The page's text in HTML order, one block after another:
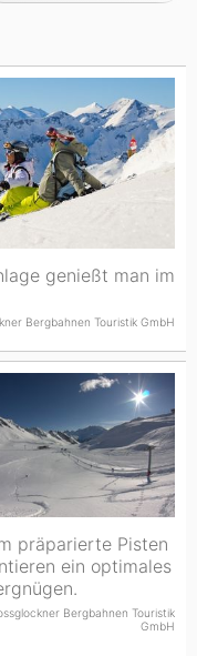
genießt man im
Bergbahnen Touristik GmbH
präparierte Pisten
ein optimales
Bergbahnen Touristik
GmbH